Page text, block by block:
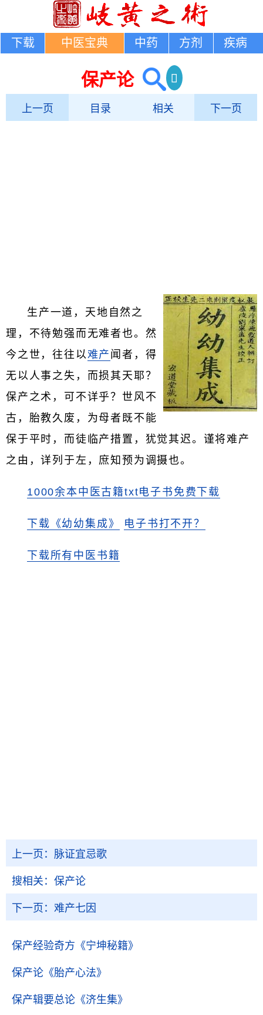
下载 中医宝典 中药 方剂 疾病
保产论
上一页 目录 相关 下一页
生产一道，天地自然之
理，不待勉强而无难者也。然
今之世，往往以难产 闻者，得
无以人事之失，而损其天耶？
保产之术，可不详乎？世风不
古，胎教久废，为母者既不能
保于平时，而徒临产措置，犹觉其迟。谨将难产
之由，详列于左，庶知预为调摄也。
1000余本中医古籍txt电子书免费下载
下载《幼幼集成》 电子书打不开？
下载所有中医书籍
上一页： 脉证宜忌歌
搜相关： 保产论
下一页： 难产七因
保产经验奇方 《宁坤秘籍》
保产论 《胎产心法》
保产辑要总论 《济生集》